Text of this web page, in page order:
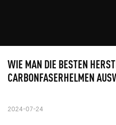
WIE MAN DIE BESTEN
CARBONFASERHELMEN
2024-07-24